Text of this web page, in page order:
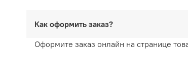
Как оформить заказ?
Оформите заказ онлайн на странице